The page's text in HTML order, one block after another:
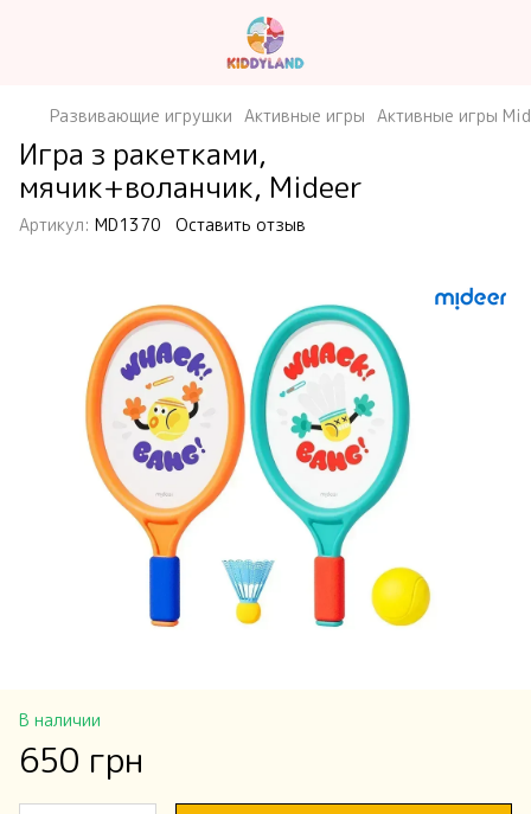
Развивающие игрушки Активные игры Активные игры
Игра з ракетками,
мячик+воланчик, Mideer
Артикул: MD1370 Оставить отзыв
В наличии
650 грн